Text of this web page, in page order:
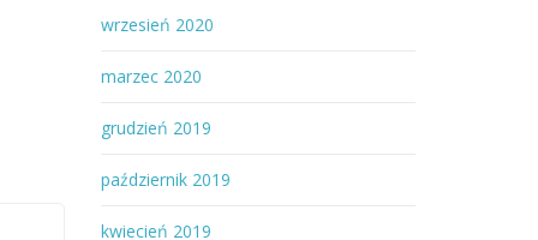
wrzesień 2020
marzec 2020
grudzień 2019
październik 2019
kwiecień 2019